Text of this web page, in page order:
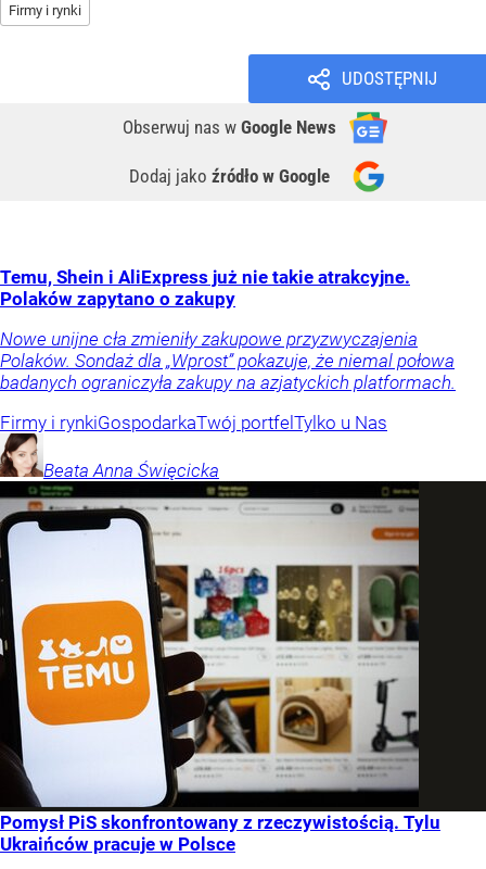
Firmy i rynki
UDOSTĘPNIJ
Obserwuj nas w Google News
Dodaj jako źródło w Google
Temu, Shein i AliExpress już nie takie atrakcyjne.
Polaków zapytano o zakupy
Nowe unijne cła zmieniły zakupowe przyzwyczajenia
Polaków. Sondaż dla „Wprost” pokazuje, że niemal połowa
badanych ograniczyła zakupy na azjatyckich platformach.
Firmy i rynkiGospodarkaTwój portfelTylko u Nas
Beata Anna Święcicka
Pomysł PiS skonfrontowany z rzeczywistością. Tylu
Ukraińców pracuje w Polsce